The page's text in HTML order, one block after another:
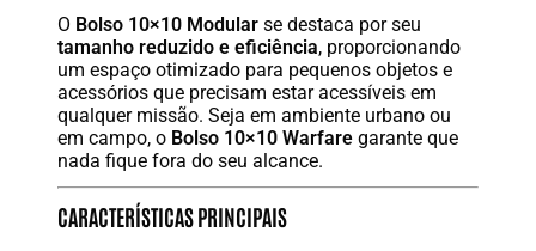
O Bolso 10×10 Modular se destaca por seu
tamanho reduzido e eficiência, proporcionando
um espaço otimizado para pequenos objetos e
acessórios que precisam estar acessíveis em
qualquer missão. Seja em ambiente urbano ou
em campo, o Bolso 10×10 Warfare garante que
nada fique fora do seu alcance.
CARACTERÍSTICAS PRINCIPAIS